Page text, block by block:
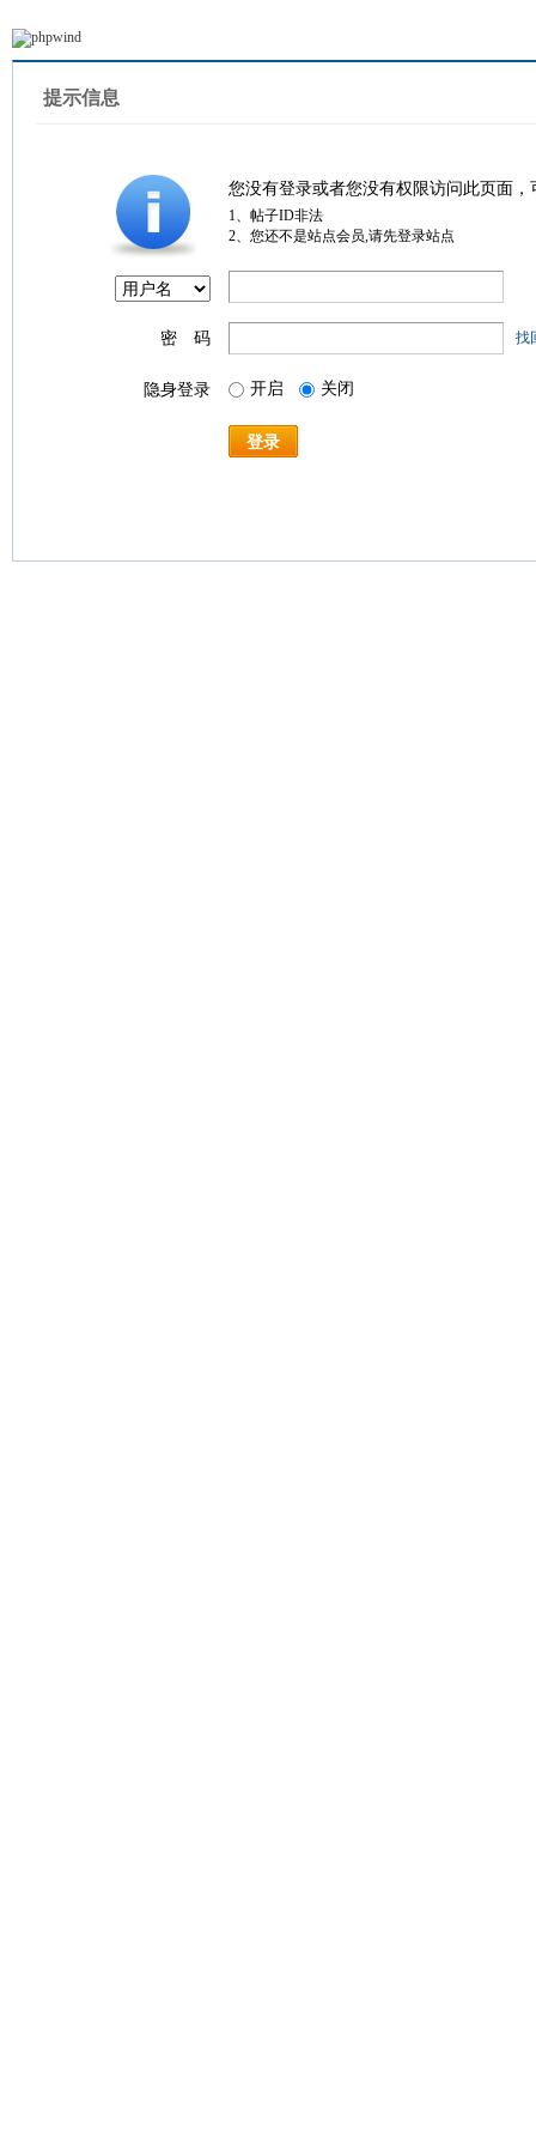
提示信息
您没有登录或者您没有权限访问此页面
1、帖子ID非法
2、您还不是站点会员,请先登录站点
密 码 找
隐身登录 开启 关闭
登录